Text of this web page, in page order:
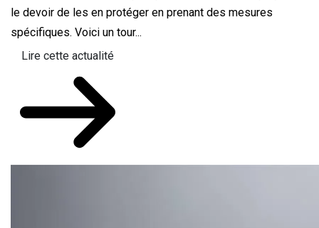
le devoir de les en protéger en prenant des mesures
spécifiques. Voici un tour...
Lire cette actualité